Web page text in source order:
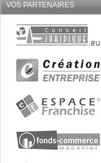
VOS PARTENAIRES